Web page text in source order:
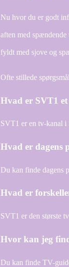
Nu hvor du er godt
aften med
fyldt med sjove og
Ofte stillede spørgsmål
Hvad er SVT1
SVT1 er en tv-kanal i
Hvad er dagens
Du kan finde dagens
Hvad er
SVT1 er den største
Hvor kan jeg
Du kan finde TV-